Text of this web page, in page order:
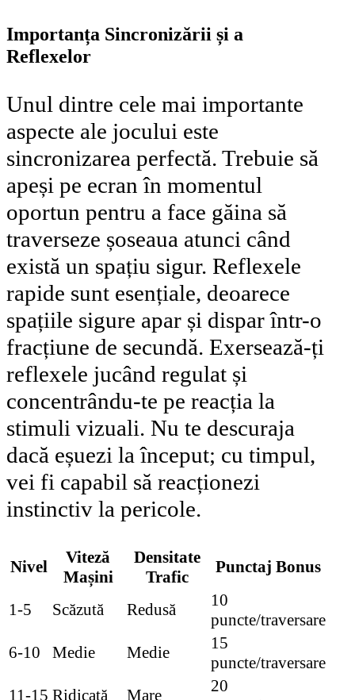
Importanța Sincronizării și a
Reflexelor
Unul dintre cele mai importante
aspecte ale jocului este
sincronizarea perfectă. Trebuie să
apeși pe ecran în momentul
oportun pentru a face găina să
traverseze șoseaua atunci când
există un spațiu sigur. Reflexele
rapide sunt esențiale, deoarece
spațiile sigure apar și dispar într-o
fracțiune de secundă. Exersează-ți
reflexele jucând regulat și
concentrându-te pe reacția la
stimuli vizuali. Nu te descuraja
dacă eșuezi la început; cu timpul,
vei fi capabil să reacționezi
instinctiv la pericole.
Nivel
Viteză
Mașini
Densitate
Trafic
Punctaj Bonus
1-5 Scăzută Redusă
10
puncte/traversare
6-10
Medie Medie
15
puncte/traversare
11-15 Ridicată Mare
20